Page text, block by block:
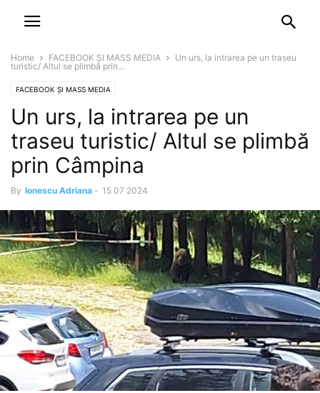
Home FACEBOOK ȘI MASS MEDIA
Un urs, la intrarea pe un traseu
turistic/ Altul se plimbă prin...
FACEBOOK ȘI MASS MEDIA
Un urs, la intrarea pe un
traseu turistic/ Altul se plimbă
prin Câmpina
By Ionescu Adriana - 15 07 2024